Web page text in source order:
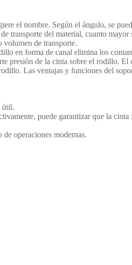
el nombre. Según el ángulo, se
transporte del material, cuanto mayor
volumen de transporte.
en forma de canal elimina los
presión de la cinta sobre el rodillo.
Las ventajas y funciones del
útil.
puede garantizar que la
operaciones modernas.